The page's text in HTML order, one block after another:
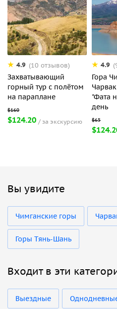
4.9 (10 отзывов)
Захватывающий
горный тур с полётом
на параплане
$124.20 за экскурсию
4.9
Гора
"Фата
день
Вы увидите
Чимганские горы
Горы Тянь-Шань
Входит в эти
Выездные